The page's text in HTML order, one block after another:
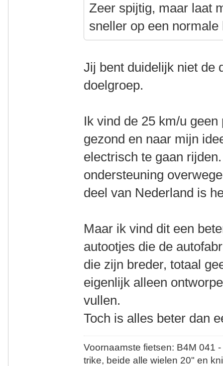
Zeer spijtig, maar laat
sneller op een
Jij bent duidelijk niet de
doelgroep.
Ik vind de 25 km/u
gezond en naar mijn
electrisch te gaan
ondersteuning
deel van Nederland is
Maar ik vind dit een
autootjes die de
die zijn breder, totaal
eigenlijk alleen
vullen.
Toch is alles beter dan
Voornaamste fietsen: B4M
trike, beide alle wielen 20" en